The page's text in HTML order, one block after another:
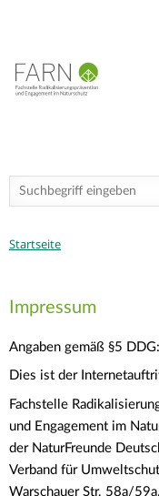
Suchformular
Sie
Startseite
Impressum
Angaben gemäß §5 DDG:
Dies ist der
Fachstelle
und Engagement im
der NaturFreunde
Verband für
Warschauer Str. 58a/